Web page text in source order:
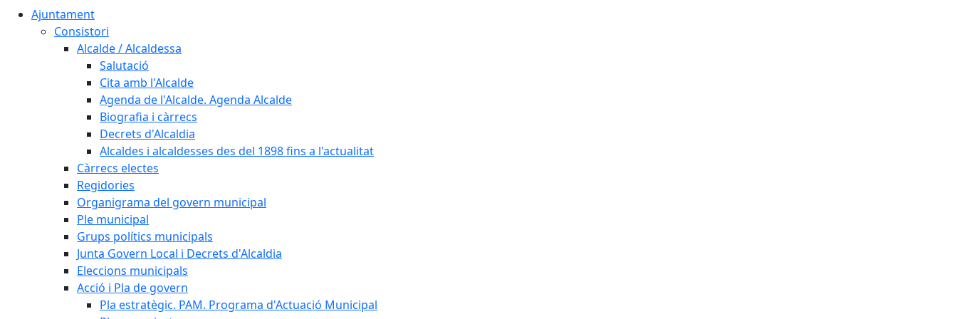
Ajuntament
Consistori
Alcalde / Alcaldessa
Salutació
Cita amb l'Alcalde
Agenda de l'Alcalde. Agenda Alcalde
Biografia i càrrecs
Decrets d'Alcaldia
Alcaldes i alcaldesses des del 1898 fins a l'actualitat
Càrrecs electes
Regidories
Organigrama del govern municipal
Ple municipal
Grups polítics municipals
Junta Govern Local i Decrets d'Alcaldia
Eleccions municipals
Acció i Pla de govern
Pla estratègic. PAM. Programa d'Actuació Municipal